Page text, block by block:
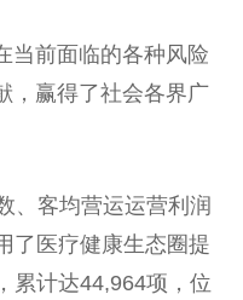
当前面临的各种风险
，赢得了社会各界广
、客均营运运营利润
了医疗健康生态圈提
累计达44,964项，位